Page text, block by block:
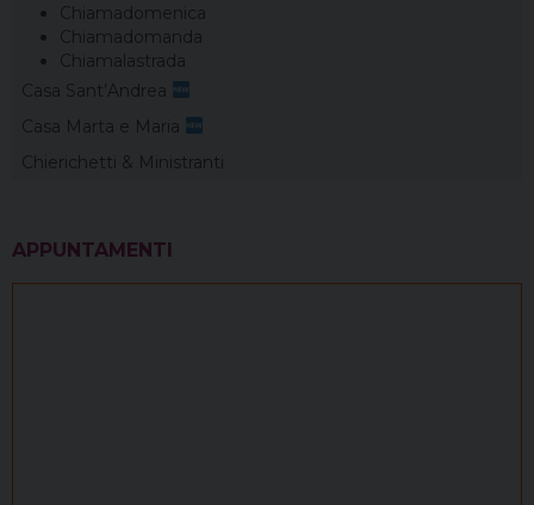
Chiamadomenica
Chiamadomanda
Chiamalastrada
Casa Sant’Andrea
Casa Marta e Maria
Chierichetti & Ministranti
APPUNTAMENTI